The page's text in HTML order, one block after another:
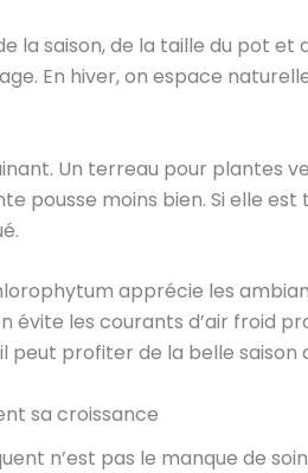
la saison, de la taille du pot
En hiver, on espace
Un terreau pour plantes
pousse moins bien. Si elle
apprécie les
évite les courants d’air froid
peut profiter de la belle
sa croissance
n’est pas le manque de